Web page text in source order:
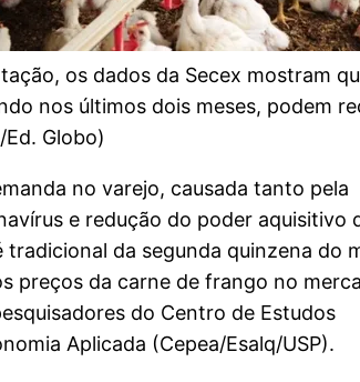
os dados da Secex mostram
nos últimos dois meses, podem
Ed. Globo)
no varejo, causada tanto pela
e redução do poder aquisitivo
tradicional da segunda quinzena do
preços da carne de frango no
do Centro de Estudos
Aplicada (Cepea/Esalq/USP).